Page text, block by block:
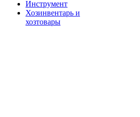
Инструмент
Хозинвентарь и
хозтовары